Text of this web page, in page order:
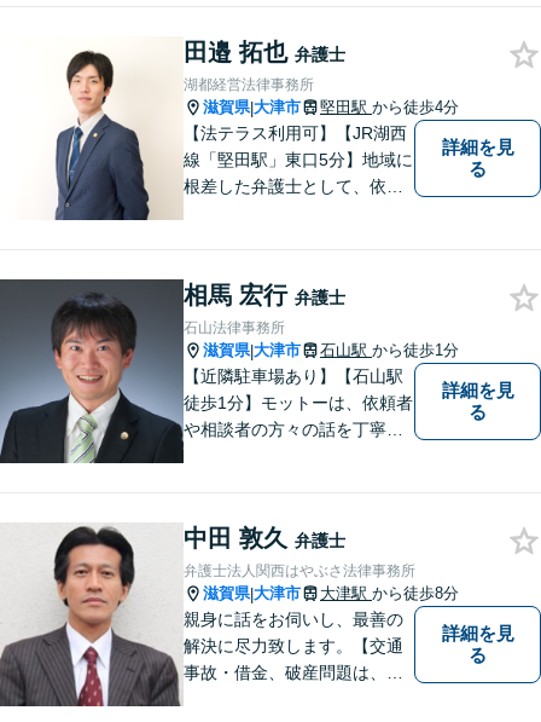
田邉 拓也 弁護士
湖都経営法律事務所
滋賀県|大津市 堅田駅 から徒歩4分
【法テラス利用可】【JR湖西
線「堅田駅」東口5分】地域に
根差した弁護士として、依頼
ます。弁護士に依頼するのは
敷居が高いとお考えの方も、
まずは一度ご相談ください。
詳細を見
る
相馬 宏行 弁護士
石山法律事務所
滋賀県|大津市 石山駅 から徒歩1分
【近隣駐車場あり】【石山駅
徒歩1分】モットーは、依頼者
や相談者の方々の話を丁寧に
にまずは遠慮なくご相談くだ
さい。
詳細を見
る
中田 敦久 弁護士
弁護士法人関西はやぶさ法律事務所
滋賀県|大津市 大津駅 から徒歩8分
親身に話をお伺いし、最善の
解決に尽力致します。【交通
事故・借金、破産問題は、初
詳細を見
る